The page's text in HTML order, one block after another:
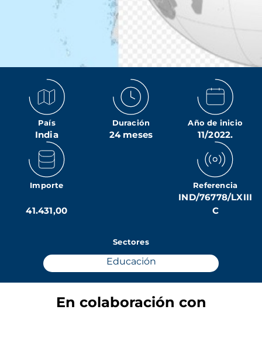
País
India
Duración
24 meses
Año de inicio
11/2022.
Importe
41.431,00
Referencia
IND/76778/LXIII
C
Sectores
Educación
En colaboración con